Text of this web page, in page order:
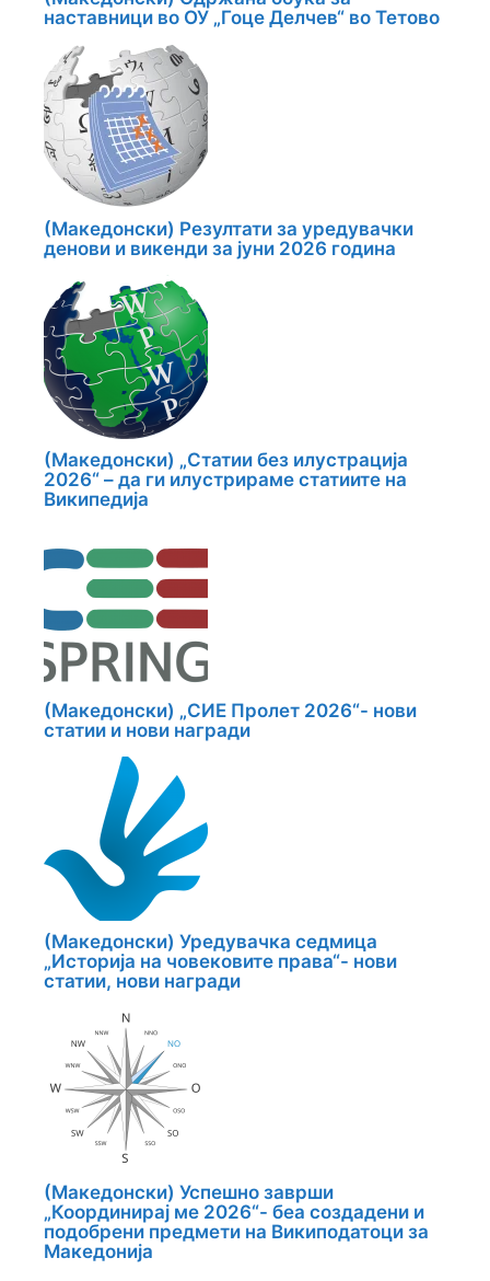
наставници во ОУ „Гоце Делчев“ во Тетово
(Македонски) Резултати за уредувачки
денови и викенди за јуни 2026 година
(Македонски) „Статии без илустрација
2026“ – да ги илустрираме статиите на
Википедија
(Македонски) „СИЕ Пролет 2026“- нови
статии и нови награди
(Македонски) Уредувачка седмица
„Историја на човековите права“- нови
статии, нови награди
(Македонски) Успешно заврши
„Координирај ме 2026“- беа создадени и
подобрени предмети на Википодатоци за
Македонија